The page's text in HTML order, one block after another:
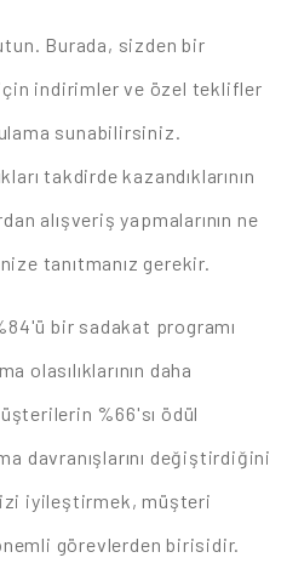
Burada, sizden bir
indirimler ve özel teklifler
sunabilirsiniz.
takdirde kazandıklarının
alışveriş yapmalarının ne
tanıtmanız gerekir.
bir sadakat programı
olasılıklarının daha
%66'sı ödül
davranışlarını değiştirdiğini
iyileştirmek, müşteri
görevlerden birisidir.